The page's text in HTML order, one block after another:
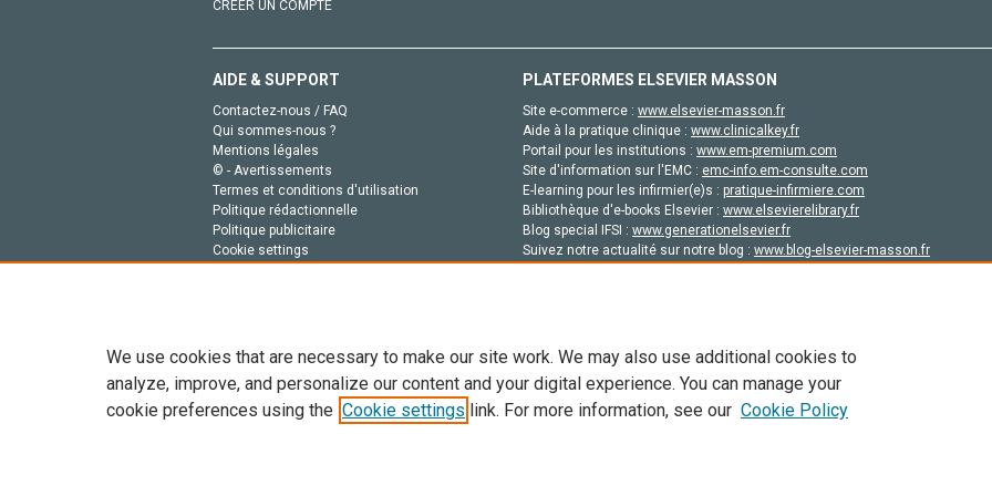
CRÉER UN COMPTE
AIDE & SUPPORT
Contactez-nous / FAQ
Qui sommes-nous ?
Mentions légales
© - Avertissements
Termes et conditions d'utilisation
Politique rédactionnelle
Politique publicitaire
Cookie settings
PLATEFORMES ELSEVIER MASSON
Site e-commerce : www.elsevier-masson.fr
Aide à la pratique clinique : www.clinicalkey.fr
Portail pour les institutions : www.em-premium.com
Site d'information sur l'EMC : emc-info.em-consulte.com
E-learning pour les infirmier(e)s : pratique-infirmiere.com
Bibliothèque d'e-books Elsevier : www.elsevierelibrary.fr
Blog special IFSI : www.generationelsevier.fr
Suivez notre actualité sur notre blog : www.blog-elsevier-masson.fr
Tout le contenu de ce site: Copyright © 2026 Elsevier, ses concédants de licence et ses contributeurs. Tout les droits sont réservés,
de données, a la formation en IA et aux technologies similaires. Pour tout contenu en libre accès, les conditions de licence
We use cookies that are necessary to make our site work. We may also use additional cookies to
analyze, improve, and personalize our content and your digital experience. You can manage your
cookie preferences using the Cookie settings link. For more information, see our Cookie Policy